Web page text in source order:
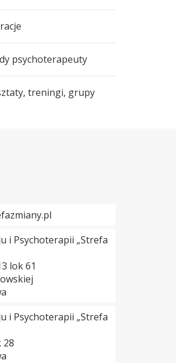
psychoterapeuty
treningi, grupy
i Psychoterapii „Strefa
lok 61
i Psychoterapii „Strefa
28